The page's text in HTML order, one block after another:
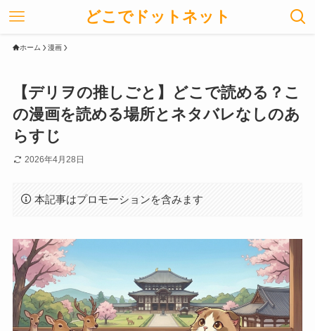
どこでドットネット
ホーム 漫画
【デリヲの推しごと】どこで読める？こ
の漫画を読める場所とネタバレなしのあ
らすじ
2026年4月28日
本記事はプロモーションを含みます